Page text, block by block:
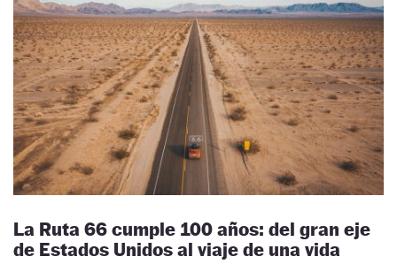
La Ruta 66 cumple 100 años: del gran eje
de Estados Unidos al viaje de una vida